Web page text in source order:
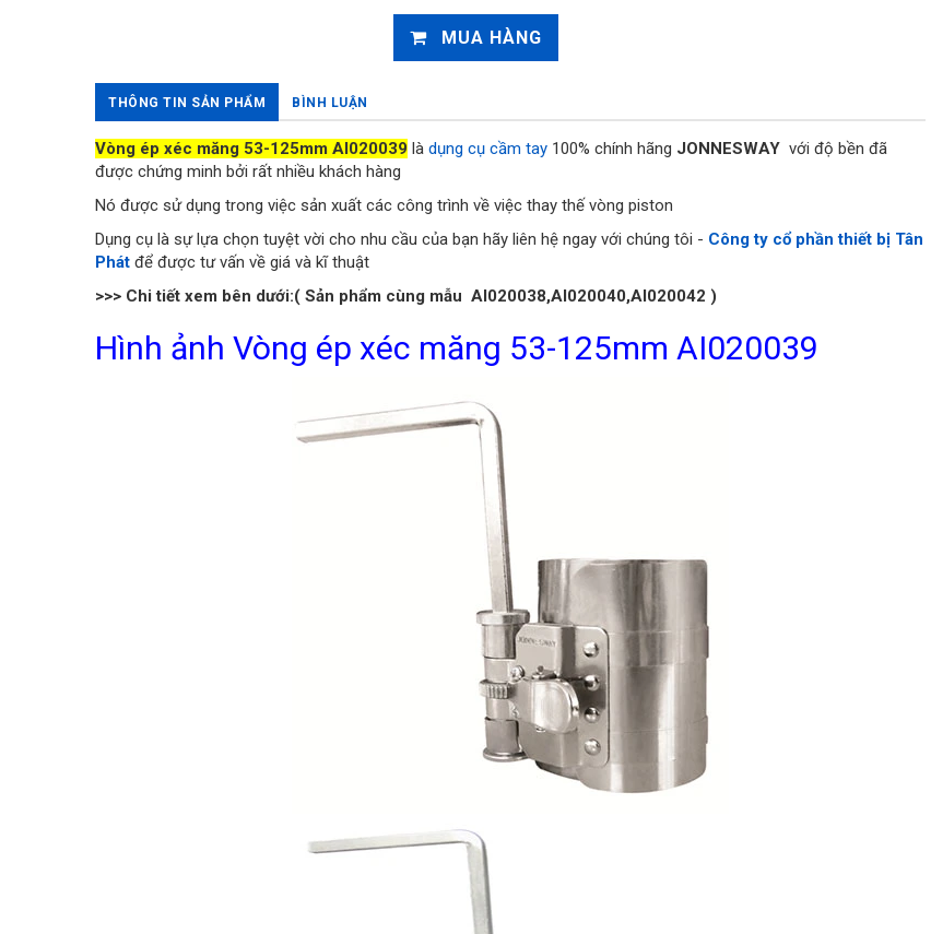
MUA HÀNG
THÔNG TIN SẢN PHẨM BÌNH LUẬN
Vòng ép xéc măng 53-125mm AI020039 là dụng cụ cầm tay 100% chính hãng JONNESWAY với độ bền đã
được chứng minh bởi rất nhiều khách hàng
Nó được sử dụng trong việc sản xuất các công trình về việc thay thế vòng piston
Dụng cụ là sự lựa chọn tuyệt vời cho nhu cầu của bạn hãy liên hệ ngay với chúng tôi - Công ty cổ phần thiết bị Tân
Phát để được tư vấn về giá và kĩ thuật
>>> Chi tiết xem bên dưới:( Sản phẩm cùng mẫu AI020038,AI020040,AI020042 )
Hình ảnh Vòng ép xéc măng 53-125mm AI020039